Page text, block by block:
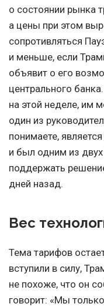
о состоянии рынка
а цены при этом
сопротивляться
и меньше, если
объявит о его
центрального
на этой неделе, им
один из
понимаете,
и был одним из
поддержать
дней назад.
Вес
Тема тарифов
вступили в силу,
не похоже, что он
говорит: «Мы